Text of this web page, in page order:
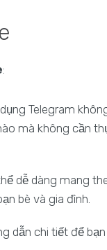
:
Telegram
mà không cần
dễ dàng mang
bè và gia đình.
dẫn chi tiết để